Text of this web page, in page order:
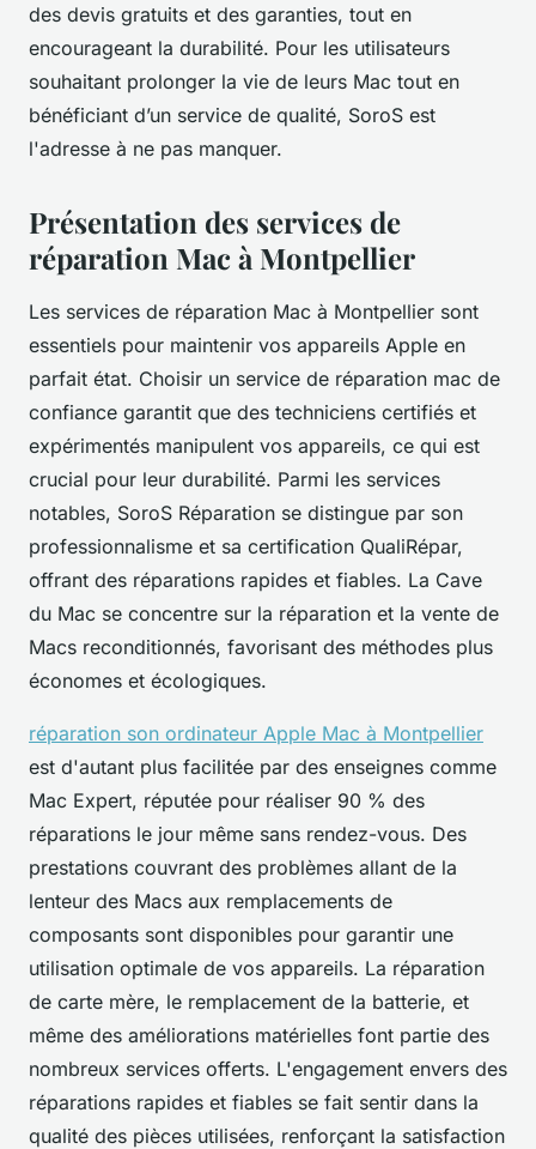
des devis gratuits et des garanties, tout en
encourageant la durabilité. Pour les utilisateurs
souhaitant prolonger la vie de leurs Mac tout en
bénéficiant d’un service de qualité, SoroS est
l'adresse à ne pas manquer.
Présentation des services de
réparation Mac à Montpellier
Les services de réparation Mac à Montpellier sont
essentiels pour maintenir vos appareils Apple en
parfait état. Choisir un service de réparation mac de
confiance garantit que des techniciens certifiés et
expérimentés manipulent vos appareils, ce qui est
crucial pour leur durabilité. Parmi les services
notables, SoroS Réparation se distingue par son
professionnalisme et sa certification QualiRépar,
offrant des réparations rapides et fiables. La Cave
du Mac se concentre sur la réparation et la vente de
Macs reconditionnés, favorisant des méthodes plus
économes et écologiques.
réparation son ordinateur Apple Mac à Montpellier
est d'autant plus facilitée par des enseignes comme
Mac Expert, réputée pour réaliser 90 % des
réparations le jour même sans rendez-vous. Des
prestations couvrant des problèmes allant de la
lenteur des Macs aux remplacements de
composants sont disponibles pour garantir une
utilisation optimale de vos appareils. La réparation
de carte mère, le remplacement de la batterie, et
même des améliorations matérielles font partie des
nombreux services offerts. L'engagement envers des
réparations rapides et fiables se fait sentir dans la
qualité des pièces utilisées, renforçant la satisfaction